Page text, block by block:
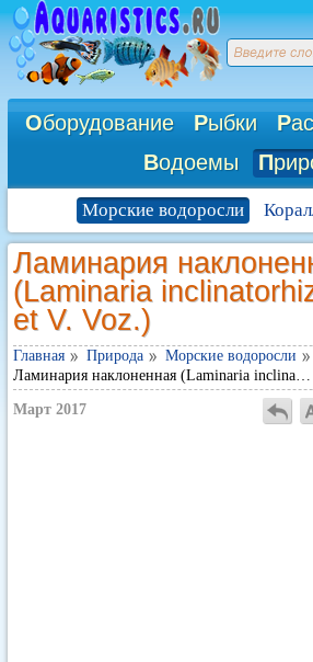
Оборудование Рыбки Р
Водоемы П
Морские водоросли
Ламинария
(Laminaria
et V. Voz.)
Главная Природа
Морские водоросли
Ламинария наклоненная (Laminaria inclina…
Март 2017